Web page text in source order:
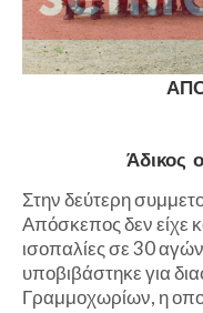
Άδικος
Στην δεύτερη
Απόσκεπος δεν είχε
ισοπαλίες σε 30
υποβιβάστηκε για
Γραμμοχωρίων, η